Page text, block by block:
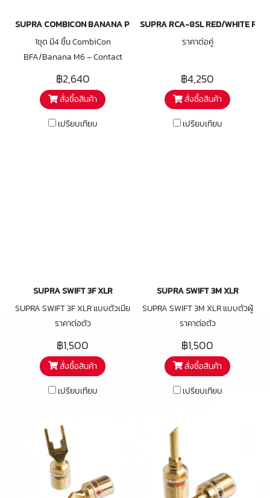
SUPRA COMBICON BANANA PIN M6 RHODIUM BULK
1ชุด มี4 ชิ้น CombiCon
BFA/Banana M6 – Contact
Part in Rhodium Rhodium
plated BFA/banana contact
part with M6 thread The
BFA/banana pin fits also BFA
฿2,640
สั่งซื้อสินค้า
เปรียบเทียบ
SUPRA RCA-8SL RED/WHITE
ราคาต่อคู่
฿4,250
สั่งซื้อสินค้า
เปรียบเทียบ
SUPRA SWIFT 3F XLR
SUPRA SWIFT 3F XLR แบบตัวเมีย
ราคาต่อตัว
฿1,500
สั่งซื้อสินค้า
เปรียบเทียบ
SUPRA SWIFT 3M XLR
SUPRA SWIFT 3M XLR แบบตัวผู้
ราคาต่อตัว
฿1,500
สั่งซื้อสินค้า
เปรียบเทียบ